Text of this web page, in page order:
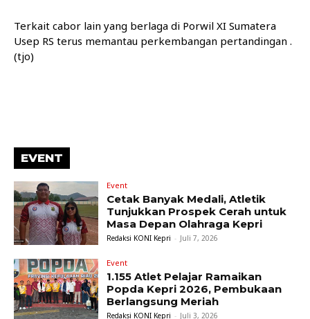
Terkait cabor lain yang berlaga di Porwil XI Sumatera
Usep RS terus memantau perkembangan pertandingan .
(tjo)
EVENT
Event
Cetak Banyak Medali, Atletik
Tunjukkan Prospek Cerah untuk
Masa Depan Olahraga Kepri
Redaksi KONI Kepri - Juli 7, 2026
Event
1.155 Atlet Pelajar Ramaikan
Popda Kepri 2026, Pembukaan
Berlangsung Meriah
Redaksi KONI Kepri - Juli 3, 2026